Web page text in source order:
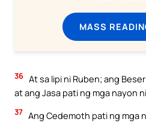
MASS
36 At sa lipi ni Ruben; ang
at ang Jasa pati ng mga nayon
37 Ang Cedemoth pati ng mga